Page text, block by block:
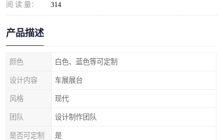
阅 读 量： 314
产品描述
颜色 白色、蓝色等可定制
设计内容 车展展台
风格 现代
团队 设计制作团队
是否可定制 是